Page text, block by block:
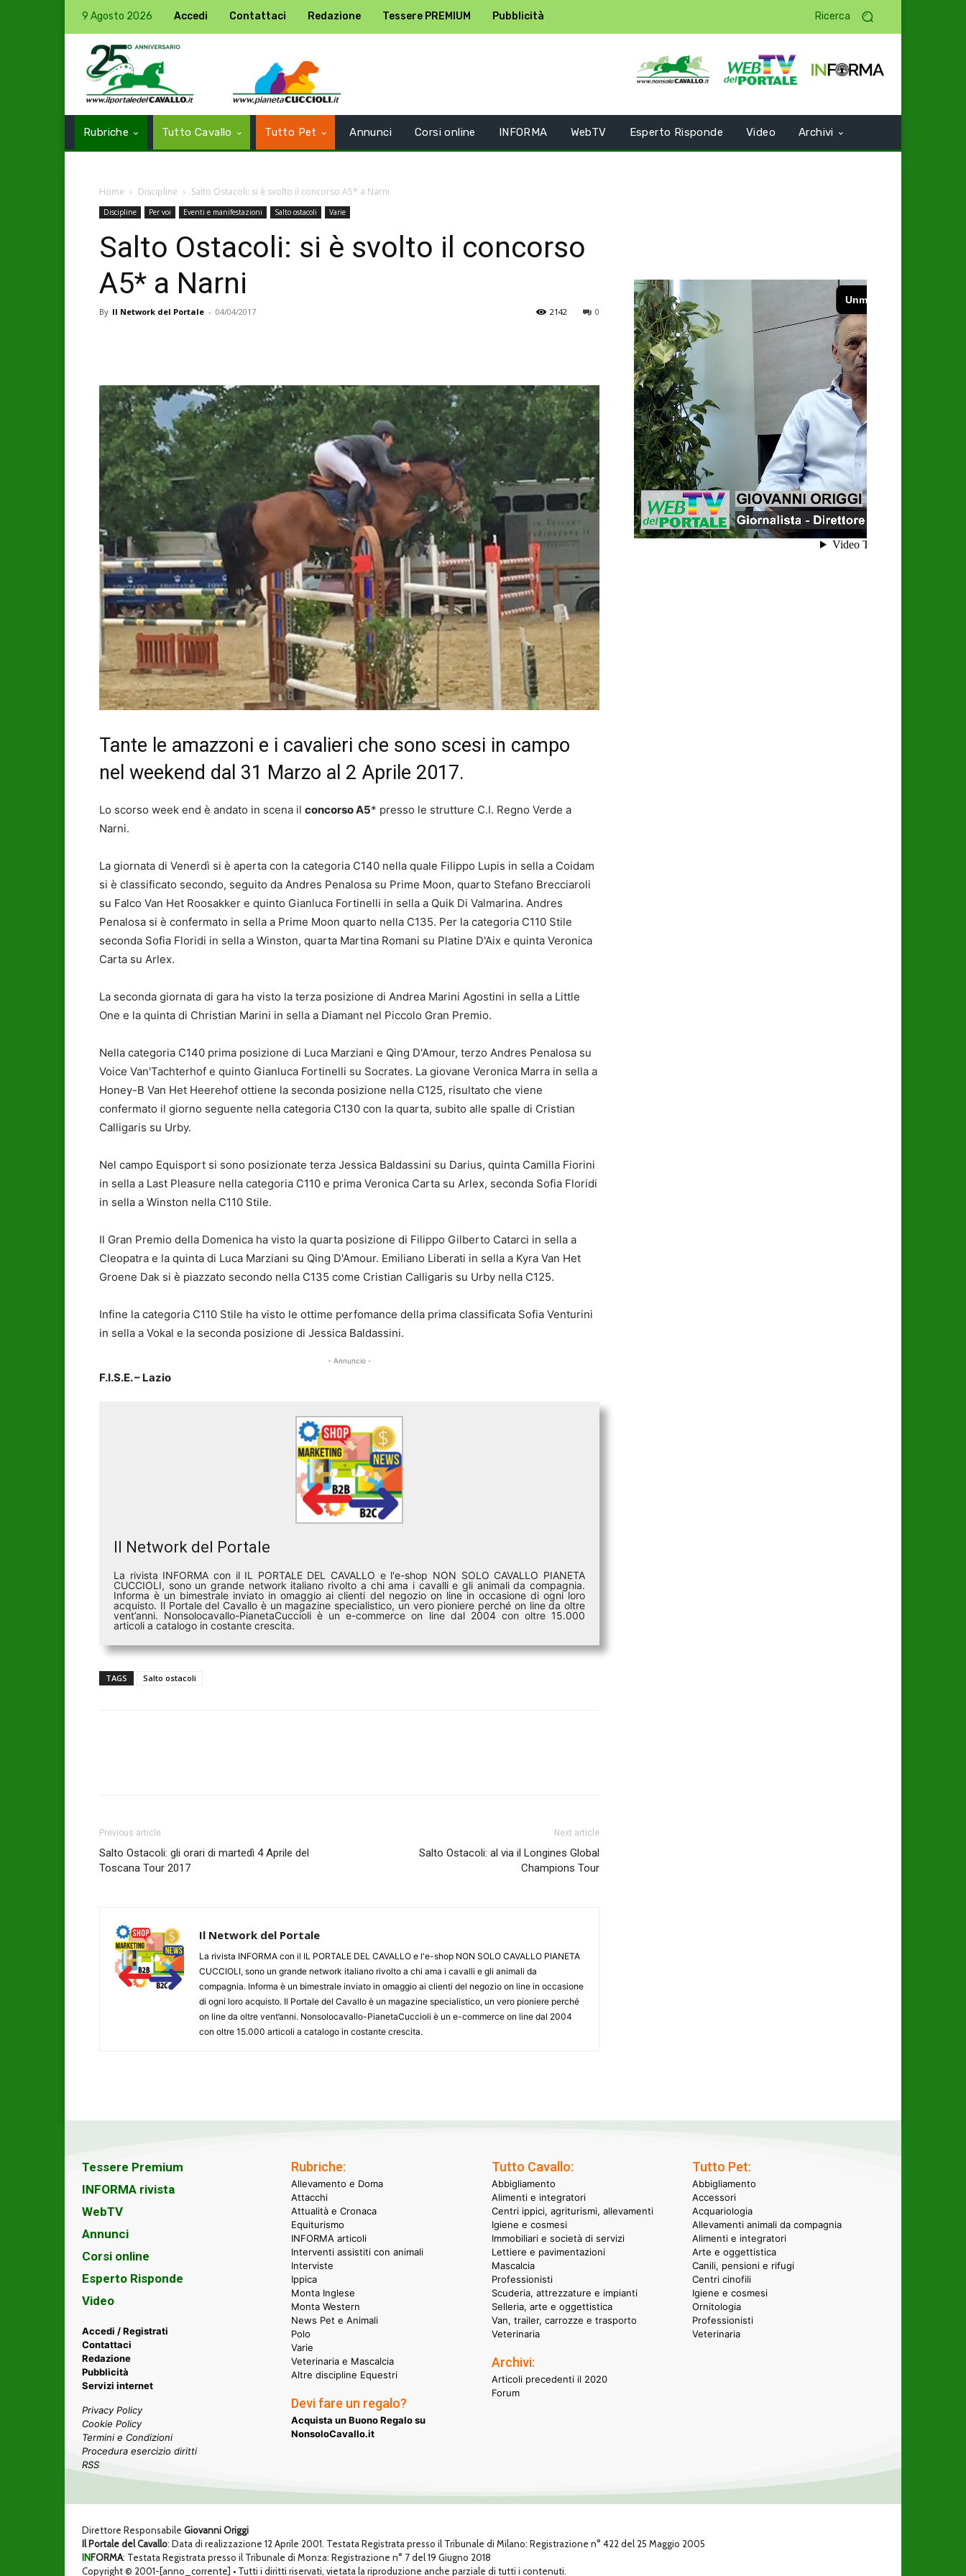
9 Agosto 2026 Accedi Contattaci Redazione Tessere PREMIUM Pubblicità Ricerca
Rubriche Tutto Cavallo Tutto Pet Annunci Corsi online INFORMA WebTV Esperto Risponde Video Archivi
Home Discipline Salto Ostacoli: si è svolto il concorso A5* a Narni
Discipline Per voi Eventi e manifestazioni Salto ostacoli Varie
Salto Ostacoli: si è svolto il concorso
A5* a Narni
By Il Network del Portale - 04/04/2017 0
2142
Tante le amazzoni e i cavalieri che sono scesi in campo
nel weekend dal 31 Marzo al 2 Aprile 2017.
Lo scorso week end è andato in scena il concorso A5* presso le strutture C.I. Regno Verde a
Narni.
La giornata di Venerdì si è aperta con la categoria C140 nella quale Filippo Lupis in sella a Coidam
si è classificato secondo, seguito da Andres Penalosa su Prime Moon, quarto Stefano Brecciaroli
su Falco Van Het Roosakker e quinto Gianluca Fortinelli in sella a Quik Di Valmarina. Andres
Penalosa si è confermato in sella a Prime Moon quarto nella C135. Per la categoria C110 Stile
seconda Sofia Floridi in sella a Winston, quarta Martina Romani su Platine D'Aix e quinta Veronica
Carta su Arlex.
La seconda giornata di gara ha visto la terza posizione di Andrea Marini Agostini in sella a Little
One e la quinta di Christian Marini in sella a Diamant nel Piccolo Gran Premio.
Nella categoria C140 prima posizione di Luca Marziani e Qing D'Amour, terzo Andres Penalosa su
Voice Van'Tachterhof e quinto Gianluca Fortinelli su Socrates. La giovane Veronica Marra in sella a
Honey-B Van Het Heerehof ottiene la seconda posizione nella C125, risultato che viene
confermato il giorno seguente nella categoria C130 con la quarta, subito alle spalle di Cristian
Calligaris su Urby.
Nel campo Equisport si sono posizionate terza Jessica Baldassini su Darius, quinta Camilla Fiorini
in sella a Last Pleasure nella categoria C110 e prima Veronica Carta su Arlex, seconda Sofia Floridi
in sella a Winston nella C110 Stile.
Il Gran Premio della Domenica ha visto la quarta posizione di Filippo Gilberto Catarci in sella a
Cleopatra e la quinta di Luca Marziani su Qing D'Amour. Emiliano Liberati in sella a Kyra Van Het
Groene Dak si è piazzato secondo nella C135 come Cristian Calligaris su Urby nella C125.
Infine la categoria C110 Stile ha visto le ottime perfomance della prima classificata Sofia Venturini
in sella a Vokal e la seconda posizione di Jessica Baldassini.
- Annuncio -
F.I.S.E. – Lazio
Il Network del Portale
La rivista INFORMA con il IL PORTALE DEL CAVALLO e l'e-shop NON SOLO CAVALLO PIANETA
CUCCIOLI, sono un grande network italiano rivolto a chi ama i cavalli e gli animali da compagnia.
Informa è un bimestrale inviato in omaggio ai clienti del negozio on line in occasione di ogni loro
acquisto. Il Portale del Cavallo è un magazine specialistico, un vero pioniere perché on line da oltre
vent’anni. Nonsolocavallo-PianetaCuccioli è un e-commerce on line dal 2004 con oltre 15.000
articoli a catalogo in costante crescita.
TAGS Salto ostacoli
Previous article
Salto Ostacoli: gli orari di martedì 4 Aprile del
Toscana Tour 2017
Next article
Salto Ostacoli: al via il Longines Global
Champions Tour
Il Network del Portale
La rivista INFORMA con il IL PORTALE DEL CAVALLO e l'e-shop NON SOLO CAVALLO PIANETA
CUCCIOLI, sono un grande network italiano rivolto a chi ama i cavalli e gli animali da
compagnia. Informa è un bimestrale inviato in omaggio ai clienti del negozio on line in occasione
di ogni loro acquisto. Il Portale del Cavallo è un magazine specialistico, un vero pioniere perché
on line da oltre vent’anni. Nonsolocavallo-PianetaCuccioli è un e-commerce on line dal 2004
con oltre 15.000 articoli a catalogo in costante crescita.
Tessere Premium
INFORMA rivista
WebTV
Annunci
Corsi online
Esperto Risponde
Video
Accedi / Registrati
Contattaci
Redazione
Pubblicità
Servizi internet
Privacy Policy
Cookie Policy
Termini e Condizioni
Procedura esercizio diritti
RSS
Rubriche:
Allevamento e Doma
Attacchi
Attualità e Cronaca
Equiturismo
INFORMA articoli
Interventi assistiti con animali
Interviste
Ippica
Monta Inglese
Monta Western
News Pet e Animali
Polo
Varie
Veterinaria e Mascalcia
Altre discipline Equestri
Devi fare un regalo?
Acquista un Buono Regalo su
NonsoloCavallo.it
Tutto Cavallo:
Abbigliamento
Alimenti e integratori
Centri ippici, agriturismi, allevamenti
Igiene e cosmesi
Immobiliari e società di servizi
Lettiere e pavimentazioni
Mascalcia
Professionisti
Scuderia, attrezzature e impianti
Selleria, arte e oggettistica
Van, trailer, carrozze e trasporto
Veterinaria
Archivi:
Articoli precedenti il 2020
Forum
Tutto Pet:
Abbigliamento
Accessori
Acquariologia
Allevamenti animali da compagnia
Alimenti e integratori
Arte e oggettistica
Canili, pensioni e rifugi
Centri cinofili
Igiene e cosmesi
Ornitologia
Professionisti
Veterinaria
Direttore Responsabile Giovanni Origgi
Il Portale del Cavallo: Data di realizzazione 12 Aprile 2001. Testata Registrata presso il Tribunale di Milano: Registrazione n° 422 del 25 Maggio 2005
INFORMA: Testata Registrata presso il Tribunale di Monza: Registrazione n° 7 del 19 Giugno 2018
Copyright © 2001-[anno_corrente] • Tutti i diritti riservati, vietata la riproduzione anche parziale di tutti i contenuti.